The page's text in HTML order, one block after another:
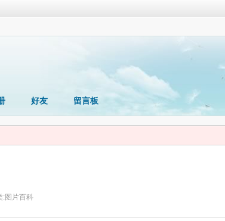
好友 留言板
:图片百科